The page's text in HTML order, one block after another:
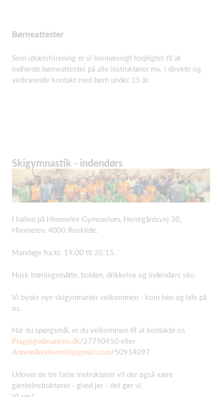
Børneattester
Som idrætsforening er vi lovmæssigt forpligtet til at
indhente børneattester på alle instruktører mv. i direkte og
vedvarende kontakt med børn under 15 år.
Skigymnastik - indendørs
I hallen på Himmelev Gymnasium, Herregårdsvej 30,
Himmelev, 4000 Roskilde.
Mandage fra kl. 19.00 til 20.15.
Husk træningsmåtte, bolden, drikkelse og indendørs sko.
Vi byder nye skigymnaster velkommen - kom hen og hils på
os.
Har du spørgsmål, er du velkommen til at kontakte os
Piag@gudmansen.dk/27790450 eller
Annemikkelsen60@gmail.com/50914097
Udover de tre faste instruktører vil der også være
gæsteinstruktører - glæd jer - det gør vi.